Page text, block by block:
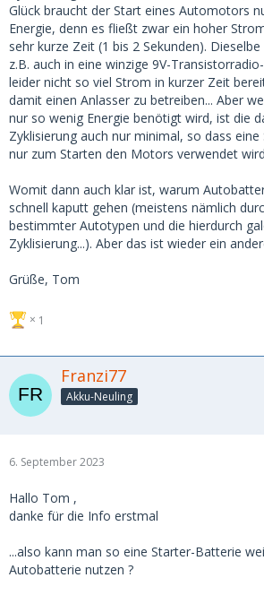
Glück braucht der Start eines Automotors
Energie, denn es fließt zwar ein hoher
sehr kurze Zeit (1 bis 2 Sekunden).
z.B. auch in eine winzige 9V-
leider nicht so viel Strom in kurzer Zeit
damit einen Anlasser zu betreiben... Aber
nur so wenig Energie benötigt wird, ist die
Zyklisierung auch nur minimal, so dass
nur zum Starten den Motors verwendet
Womit dann auch klar ist, warum
schnell kaputt gehen (meistens nämlich
bestimmter Autotypen und die hierdurch
Zyklisierung...). Aber das ist wieder ein
Grüße, Tom
1
Franzi77
Akku-Neuling
6. September 2023
Hallo Tom ,
danke für die Info erstmal
...also kann man so eine Starter-Batterie
Autobatterie nutzen ?